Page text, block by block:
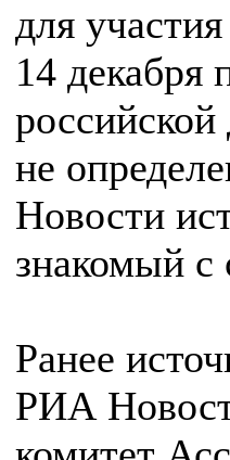
для
14 декабря
российской
не
Новости
знакомый с
Ранее
РИА